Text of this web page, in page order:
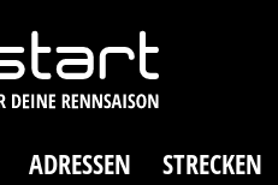
ADRESSEN STRECKEN